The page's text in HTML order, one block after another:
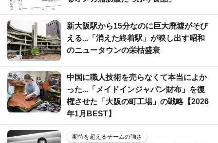
新大阪駅から15分なのに巨大廃墟がそび
える...「消えた終着駅」が映し出す昭和
のニュータウンの栄枯盛衰
中国に職人技術を売らなくて本当によか
った...「メイドインジャパン財布」を復
権させた「大阪の町工場」の戦略【2026
年1月BEST】
期待を超えるチームの強さ